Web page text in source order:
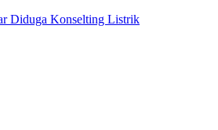
Diduga Konselting Listrik